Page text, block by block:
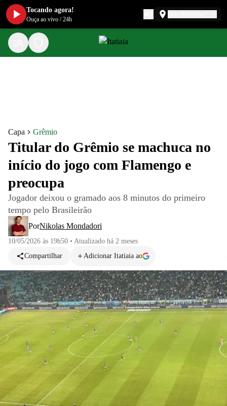
Capa Grêmio
Titular do Grêmio se machuca no
início do jogo com Flamengo e
preocupa
Jogador deixou o gramado aos 8 minutos do primeiro
tempo pelo Brasileirão
PorNikolas Mondadori
10/05/2026 às 19h50 • Atualizado há 2 meses
Compartilhar
Adicionar Itatiaia ao
Tocando agora!
Ouça ao vivo /24h